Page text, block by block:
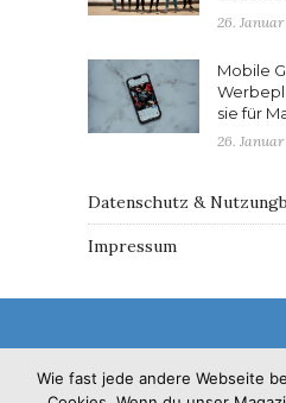
26. Januar
Mobile
sie für
26. Januar
Datenschutz &
Impressum
Wie fast jede andere Webseite